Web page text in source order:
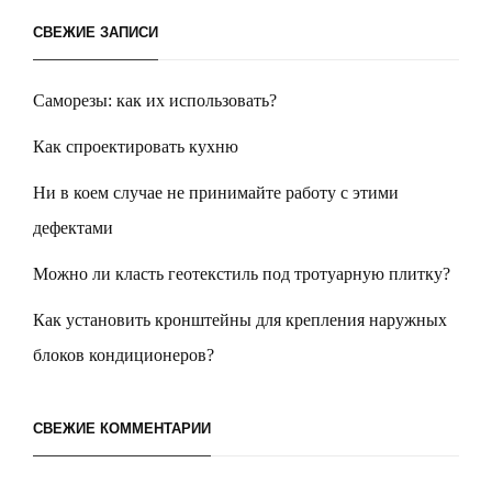
СВЕЖИЕ ЗАПИСИ
Саморезы: как их использовать?
Как спроектировать кухню
Ни в коем случае не принимайте работу с этими
дефектами
Можно ли класть геотекстиль под тротуарную плитку?
Как установить кронштейны для крепления наружных
блоков кондиционеров?
СВЕЖИЕ КОММЕНТАРИИ